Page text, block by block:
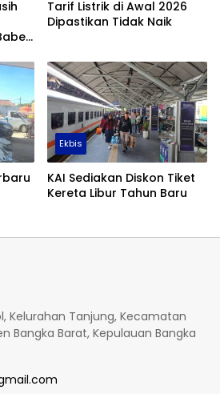
Tarif Listrik di Awal 2026
Dipastikan Tidak Naik
Ekbis
KAI Sediakan Diskon Tiket
Kereta Libur Tahun Baru
Kelurahan Tanjung, Kecamatan
Bangka Barat, Kepulauan Bangka